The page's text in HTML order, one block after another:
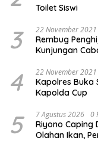
Toilet Siswi
3 22 November 2021
Rembug
Kunjungan
4 22 November 2021
Kapolres Buka
Kapolda Cup
5 7 Agustus 2026 0
Riyono Caping
Olahan Ikan,